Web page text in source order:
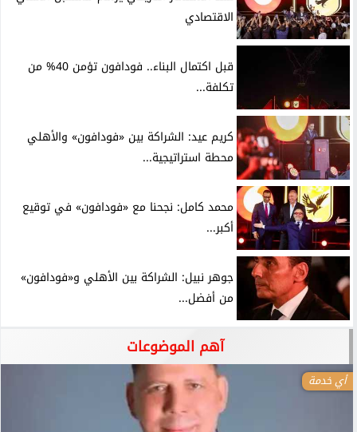
الاقتصادي
قبل اكتمال البناء.. فودافون تؤمن 40% من
تكلفة...
كريم عيد: الشراكة بين «فودافون» والأهلي
محطة استراتيجية...
محمد كامل: نجحنا مع «فودافون» في توقيع
أكبر...
جوهر نبيل: الشراكة بين الأهلي و«فودافون»
من أفضل...
آهم الموضوعات
أي خدمة